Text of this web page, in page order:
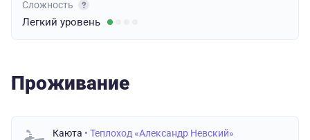
Сложность
Легкий уровень
Проживание
Каюта • Теплоход «Александр Невский»